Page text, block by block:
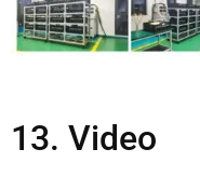
13. Video